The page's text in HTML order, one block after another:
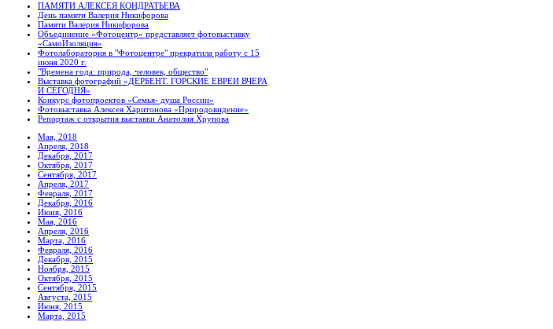
ПАМЯТИ АЛЕКСЕЯ КОНДРАТЬЕВА
День памяти Валерия Никифорова
Памяти Валерия Никифорова
Объединение «Фотоцентр» представляет фотовыставку
«СамоИзоляция»
Фотолаборатория в "Фотоцентре" прекратила работу с 15
июня 2020 г.
"Времена года: природа, человек, общество"
Выставка фотографий «ДЕРБЕНТ. ГОРСКИЕ ЕВРЕИ ВЧЕРА
И СЕГОДНЯ»
Конкурс фотопроектов «Семья- душа России»
Фотовыставка Алексея Харитонова «Природовидение»
Репортаж с открытия выставки Анатолия Хрупова
Мая, 2018
Апреля, 2018
Декабря, 2017
Октября, 2017
Сентября, 2017
Апреля, 2017
Февраля, 2017
Декабря, 2016
Июня, 2016
Мая, 2016
Апреля, 2016
Марта, 2016
Февраля, 2016
Декабря, 2015
Ноября, 2015
Октября, 2015
Сентября, 2015
Августа, 2015
Июня, 2015
Марта, 2015